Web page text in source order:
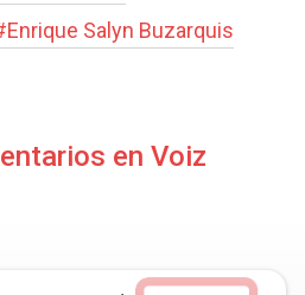
Enrique Salyn Buzarquis
en Voiz